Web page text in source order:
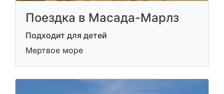
Поездка в Масада-Марлз
Подходит для детей
Мертвое море